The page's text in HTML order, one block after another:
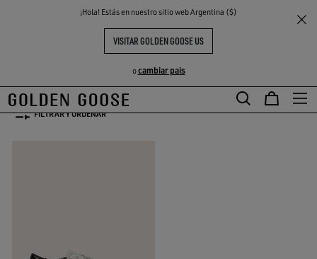
¡Hola! Estás en nuestro sitio web Argentina ($)
VISITAR GOLDEN GOOSE US
ocambiar pais
THE
COMMUNITY
ONLY FOR YOU
ONLY FOR YOU
FILTRAR Y ORDENAR